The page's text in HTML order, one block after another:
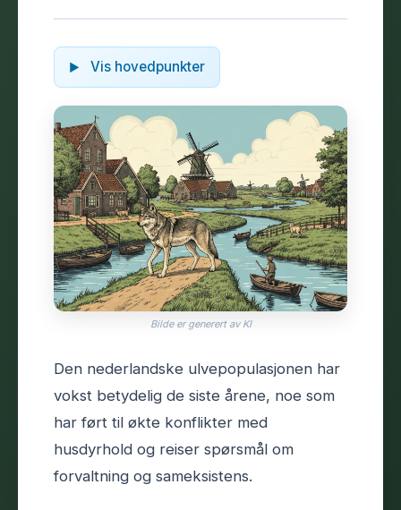
Vis hovedpunkter
Bilde er generert av KI
Den nederlandske ulvepopulasjonen har
vokst betydelig de siste årene, noe som
har ført til økte konflikter med
husdyrhold og reiser spørsmål om
forvaltning og sameksistens.